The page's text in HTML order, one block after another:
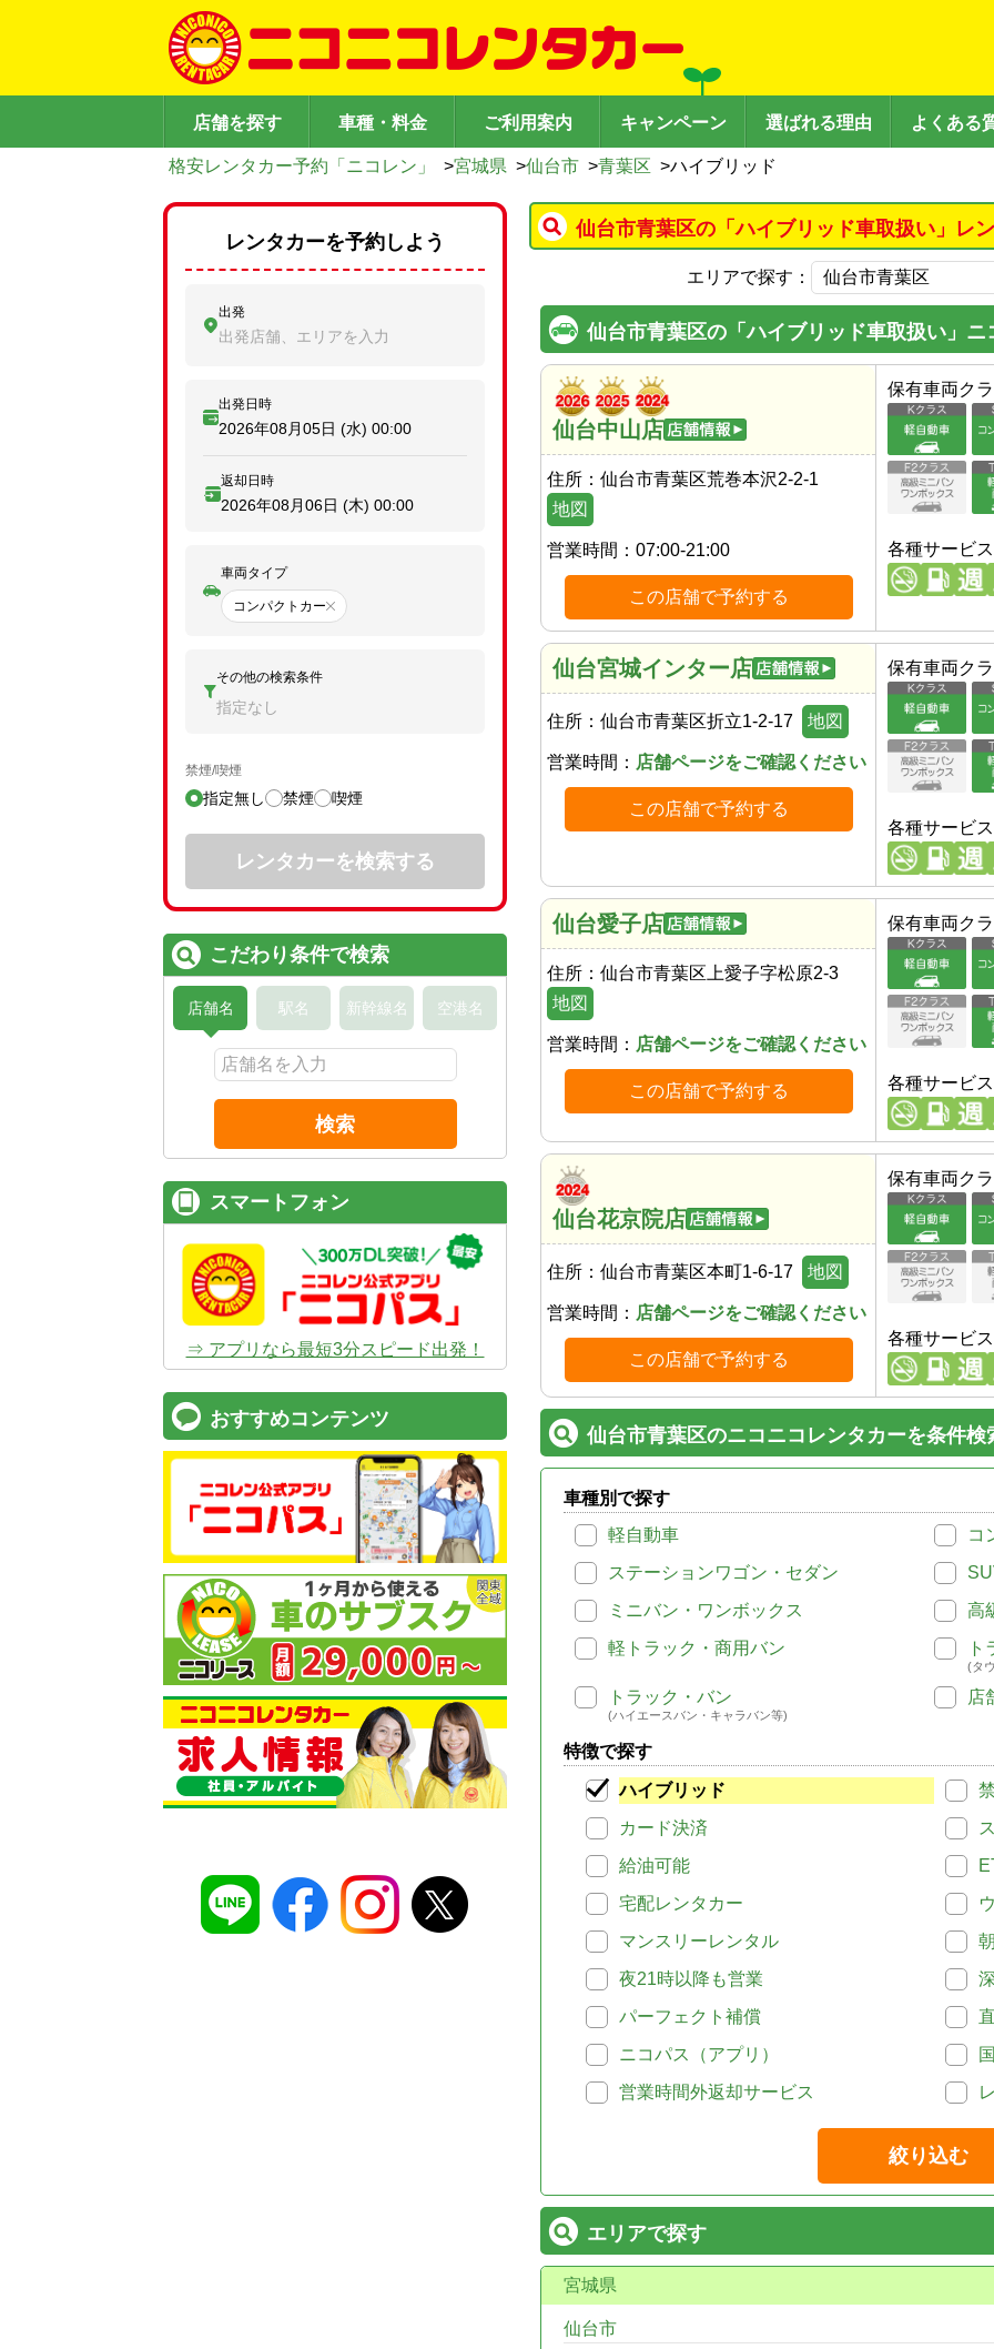
店舗を探す 車種・料金 ご利用案内 キャンペーン 選ばれる理由 よくある
格安レンタカー予約「ニコレン」 >宮城県 >仙台市 >青葉区 >ハイブリッド
仙台市青葉区の「ハイブリッド車取扱い」レ
エリアで探す：
仙台市青葉区の「ハイブリッド車取扱い」
仙台中山店
住所： 仙台市青葉区荒巻本沢2-2-1
地図
営業時間： 07:00-21:00
この店舗で予約する
保有車両ク
各種サービス
仙台宮城インター店
住所： 仙台市青葉区折立1-2-17 地図
営業時間： 店舗ページをご確認ください
この店舗で予約する
保有車両ク
各種サービス
仙台愛子店
住所： 仙台市青葉区上愛子字松原2-3
地図
営業時間： 店舗ページをご確認ください
この店舗で予約する
保有車両ク
各種サービス
仙台花京院店
住所： 仙台市青葉区本町1-6-17 地図
営業時間： 店舗ページをご確認ください
この店舗で予約する
保有車両ク
各種サービス
仙台市青葉区のニコニコレンタカーを条件検
車種別で探す
軽自動車
コ
ステーションワゴン・セダン
ミニバン・ワンボックス
高
軽トラック・商用バン
ト
(タ
トラック・バン
(ハイエースバン・キャラバン等)
店
特徴で探す
ハイブリッド
カード決済
給油可能
宅配レンタカー
マンスリーレンタル
夜21時以降も営業
パーフェクト補償
ニコパス（アプリ）
営業時間外返却サービス
絞り込む
エリアで探す
宮城県
仙台市
レンタカーを予約しよう
出発
出発店舗、エリアを入力
出発日時
2026年08月05日 (水) 00:00
返却日時
2026年08月06日 (木) 00:00
車両タイプ
コンパクトカー
その他の検索条件
指定なし
禁煙/喫煙
指定無し 禁煙 喫煙
レンタカーを検索する
こだわり条件で検索
店舗名 駅名 新幹線名 空港名
検索
スマートフォン
⇒ アプリなら最短3分スピード出発！
おすすめコンテンツ